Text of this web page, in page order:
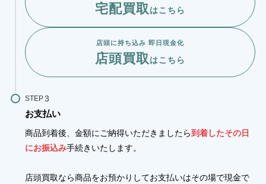
宅配買取はこちら
店頭に持ち込み 即日現金化
店頭買取はこちら
STEP
お支払い
商品到着後、金額にご納得いただきましたら到着したその日
にお振込み手続きいたします。
店頭買取なら商品をお預かりしてお支払いはその場で現金で